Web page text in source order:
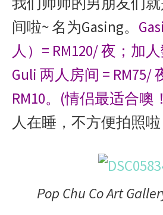
间啦~ 名为Gasing。
人）= RM120/ 夜；加人
Guli 两人房间 = RM75/
RM10。(情侣最适合噢
人在睡，不方便拍照啦
Pop Chu Co Art